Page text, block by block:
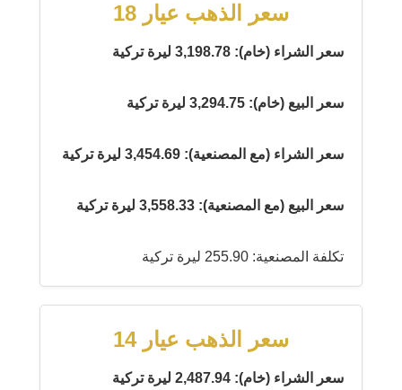
سعر الذهب عيار 18
سعر الشراء (خام): 3,198.78 ليرة تركية
سعر البيع (خام): 3,294.75 ليرة تركية
سعر الشراء (مع المصنعية): 3,454.69 ليرة تركية
سعر البيع (مع المصنعية): 3,558.33 ليرة تركية
تكلفة المصنعية: 255.90 ليرة تركية
سعر الذهب عيار 14
سعر الشراء (خام): 2,487.94 ليرة تركية